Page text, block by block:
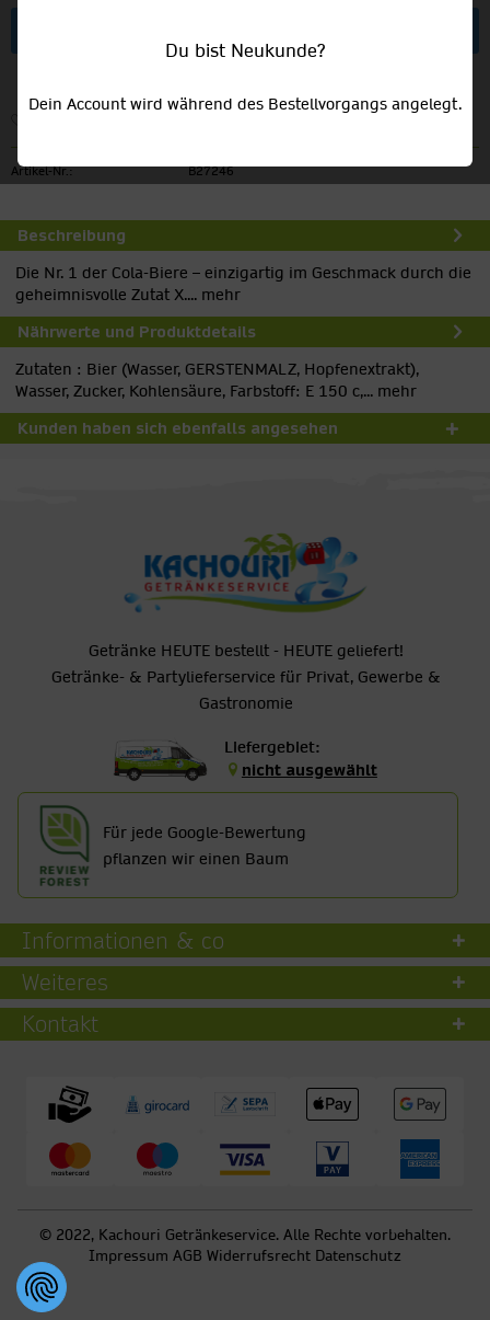
Artikel-Nr.: B27246
Beschreibung
Die Nr. 1 der Cola-Biere – einzigartig im Geschmack durch die
geheimnisvolle Zutat X.... mehr
Nährwerte und Produktdetails
Zutaten : Bier (Wasser, GERSTENMALZ, Hopfenextrakt),
Wasser, Zucker, Kohlensäure, Farbstoff: E 150 c,... mehr
Kunden haben sich ebenfalls angesehen
Getränke HEUTE bestellt - HEUTE geliefert!
Getränke- & Partylieferservice für Privat, Gewerbe &
Gastronomie
Liefergebiet:
nicht ausgewählt
Für jede Google-Bewertung
pflanzen wir einen Baum
Informationen & co
Weiteres
Kontakt
© 2022, Kachouri Getränkeservice. Alle Rechte vorbehalten.
Impressum AGB Widerrufsrecht Datenschutz
Du bist Neukunde?
Dein Account wird während des Bestellvorgangs angelegt.